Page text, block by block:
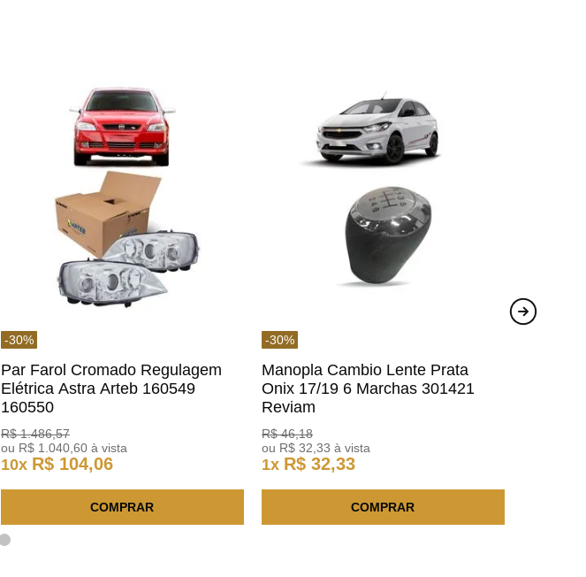
-30%
Par Farol Cromado Regulagem
Elétrica Astra Arteb 160549
160550
R$ 1.486,57
ou R$ 1 .040 ,60 à vista
10x R$ 104,06
COMPRAR
-30%
Manopla Cambio Lente Prata
Onix 17/19 6 Marchas 301421
Reviam
R$ 46,18
ou R$ 32 ,33 à vista
1x R$ 32,33
COMPRAR